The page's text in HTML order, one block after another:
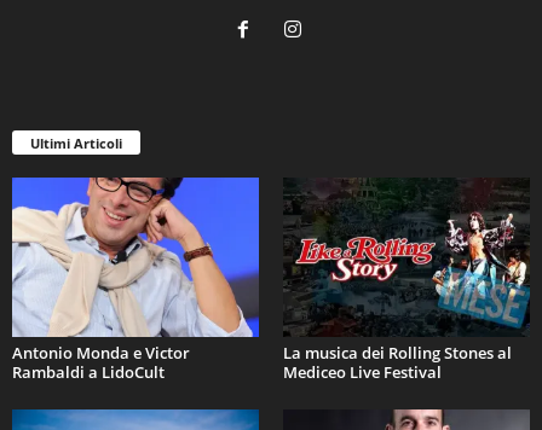
Ultimi Articoli
Antonio Monda e Victor
Rambaldi a LidoCult
La musica dei Rolling Stones al
Mediceo Live Festival